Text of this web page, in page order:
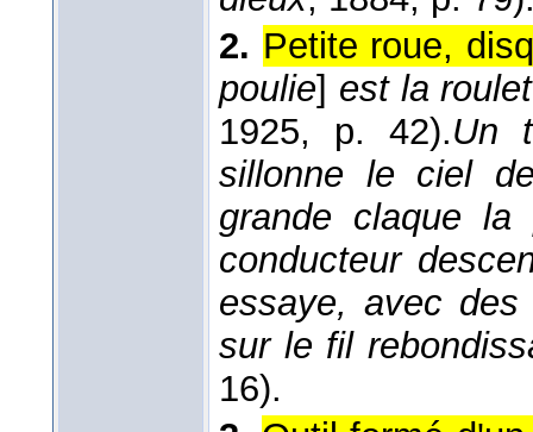
2. Petite roue,
poulie] est la
1925, p. 42).Un
sillonne le ciel
grande claque
conducteur
essaye, avec
sur le fil
16).